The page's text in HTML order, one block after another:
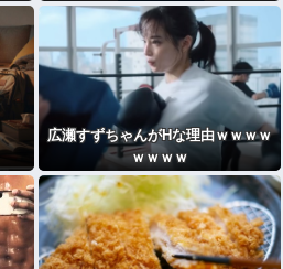
広瀬すずちゃんがHな理由ｗｗｗｗ
ｗｗｗｗ